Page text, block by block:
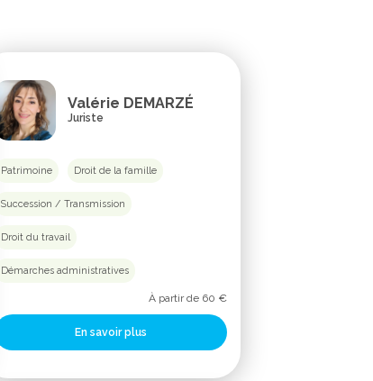
Valérie DEMARZÉ
Juriste
Patrimoine Droit de la famille
Succession / Transmission
Droit du travail
Démarches administratives
À partir de 60 €
En savoir plus